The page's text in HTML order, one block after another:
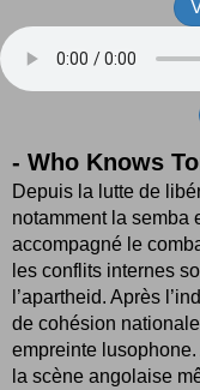
- Who Knows
Depuis la lutte de
notamment la
accompagné le
les conflits internes
l’apartheid. Après
de cohésion
empreinte
la scène angolaise